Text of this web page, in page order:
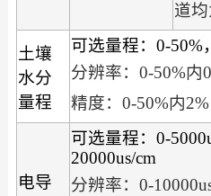
道
土壤
水分
量程
可选量程：0-50%
分辨率：0-50%内
精度：0-50%内
电导
可选量程：0-
20000us/cm
分辨率：0-